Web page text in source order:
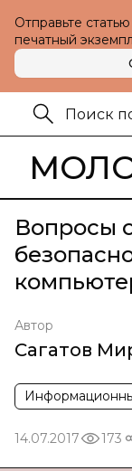
Отправьте
печатный
Вопросы
Автор
Сагатов
14.07.2017 173